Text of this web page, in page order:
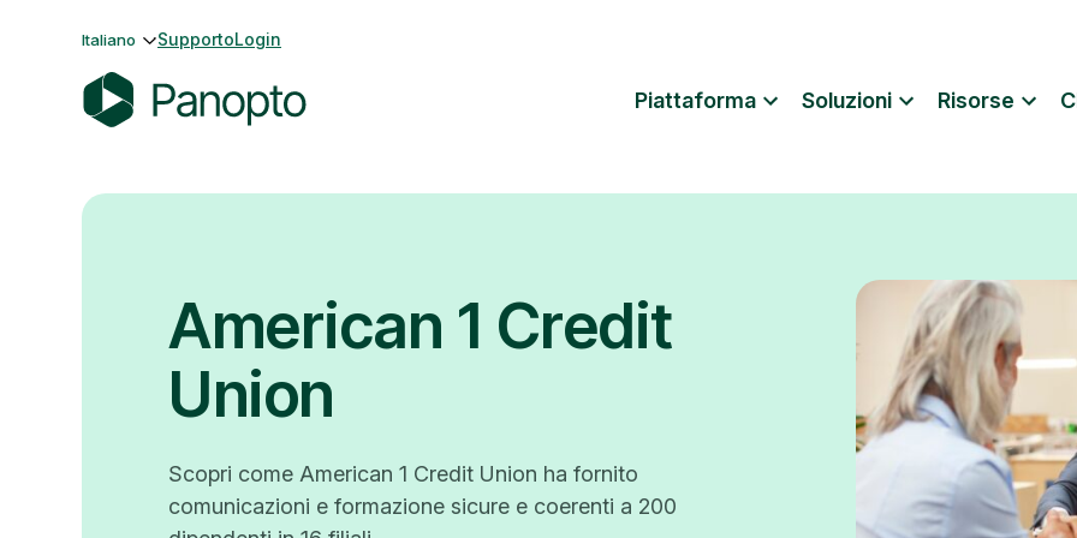
contenuto
Italiano SupportoLogin
n
Piattaforma Soluzioni Risorse
American 1 Credit
Union
Scopri come American 1 Credit Union ha fornito
comunicazioni e formazione sicure e coerenti a 200